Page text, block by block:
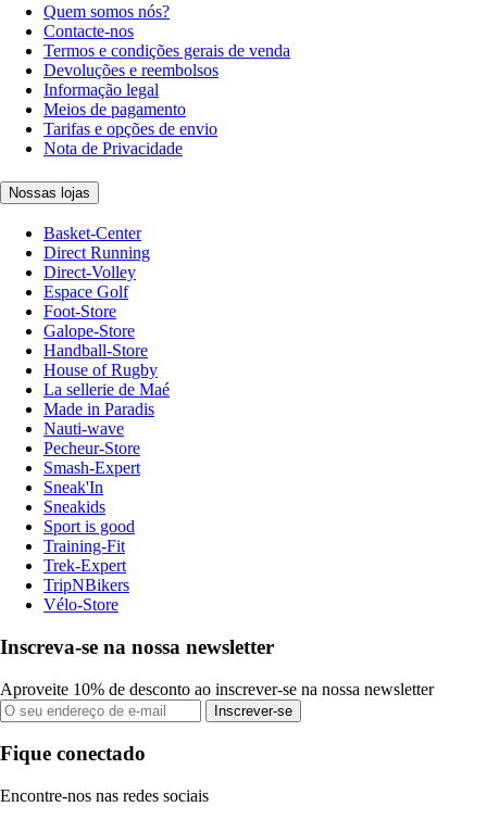
Quem somos nós?
Contacte-nos
Termos e condições gerais de venda
Devoluções e reembolsos
Informação legal
Meios de pagamento
Tarifas e opções de envio
Nota de Privacidade
Nossas lojas
Basket-Center
Direct Running
Direct-Volley
Espace Golf
Foot-Store
Galope-Store
Handball-Store
House of Rugby
La sellerie de Maé
Made in Paradis
Nauti-wave
Pecheur-Store
Smash-Expert
Sneak'In
Sneakids
Sport is good
Training-Fit
Trek-Expert
TripNBikers
Vélo-Store
Inscreva-se na nossa newsletter
Aproveite 10% de desconto ao inscrever-se na nossa newsletter
Inscrever-se
Fique conectado
Encontre-nos nas redes sociais